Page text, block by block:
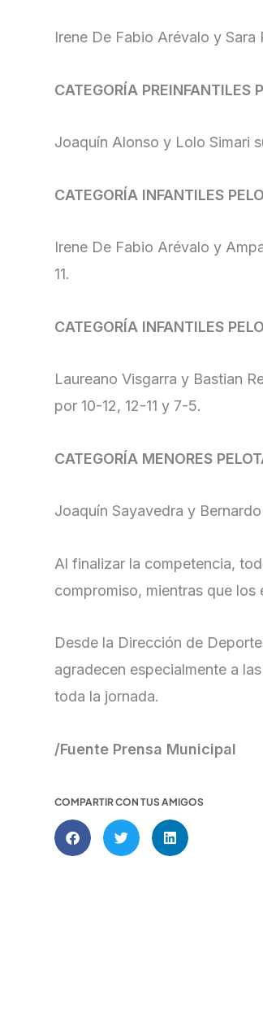
Irene De Fabio Arévalo y
CATEGORÍA PREINFANTILES
Joaquín Alonso y Lolo Simari
CATEGORÍA INFANTILES
Irene De Fabio Arévalo y
11.
CATEGORÍA INFANTILES
Laureano Visgarra y Bastian
por 10-12, 12-11 y 7-5.
CATEGORÍA MENORES
Joaquín Sayavedra y
Al finalizar la competencia,
compromiso, mientras que
Desde la Dirección de
agradecen especialmente a
toda la jornada.
/Fuente Prensa Municipal
COMPARTIR CON TUS AMIGOS